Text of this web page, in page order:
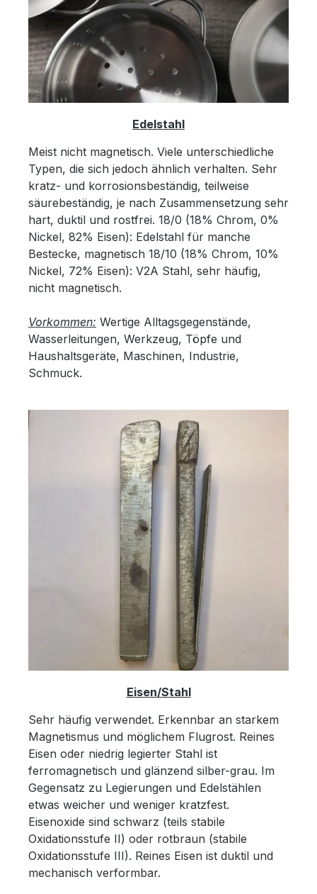
Edelstahl
Meist nicht magnetisch. Viele unterschiedliche
Typen, die sich jedoch ähnlich verhalten. Sehr
kratz- und korrosionsbeständig, teilweise
säurebeständig, je nach Zusammensetzung sehr
hart, duktil und rostfrei. 18/0 (18% Chrom, 0%
Nickel, 82% Eisen): Edelstahl für manche
Bestecke, magnetisch 18/10 (18% Chrom, 10%
Nickel, 72% Eisen): V2A Stahl, sehr häufig,
nicht magnetisch.
Vorkommen: Wertige Alltagsgegenstände,
Wasserleitungen, Werkzeug, Töpfe und
Haushaltsgeräte, Maschinen, Industrie,
Schmuck.
Eisen/Stahl
Sehr häufig verwendet. Erkennbar an starkem
Magnetismus und möglichem Flugrost. Reines
Eisen oder niedrig legierter Stahl ist
ferromagnetisch und glänzend silber-grau. Im
Gegensatz zu Legierungen und Edelstählen
etwas weicher und weniger kratzfest.
Eisenoxide sind schwarz (teils stabile
Oxidationsstufe II) oder rotbraun (stabile
Oxidationsstufe III). Reines Eisen ist duktil und
mechanisch verformbar.